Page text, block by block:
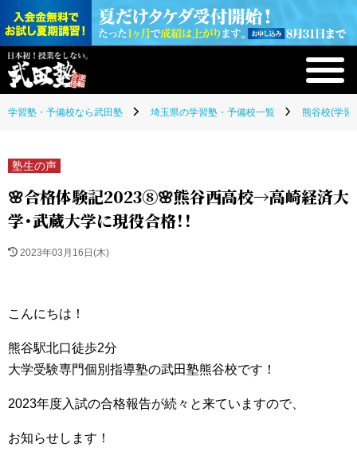
学習塾・予備校なら武田塾 埼玉県の学習塾・予備校一覧 熊谷校(学習
塾生の声
🌸合格体験記2023⑧🌸熊谷西高校→高崎経済大
学・武蔵大学に現役合格！！
2023年03月16日(木)
こんにちは！
熊谷駅北口徒歩2分
大学受験専門個別指導塾の武田塾熊谷校です！
2023年度入試の合格報告が続々と来ていますので、
お知らせします！